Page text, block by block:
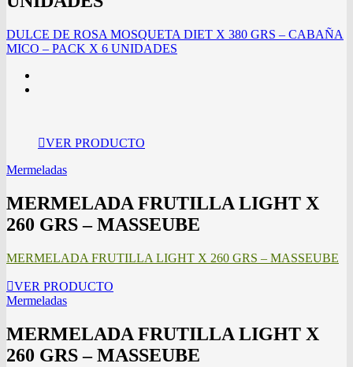
DULCE DE ROSA MOSQUETA DIET X 380 GRS – CABAÑA
MICO – PACK X 6 UNIDADES
VER PRODUCTO
Mermeladas
MERMELADA FRUTILLA LIGHT X
260 GRS – MASSEUBE
MERMELADA FRUTILLA LIGHT X 260 GRS – MASSEUBE
VER PRODUCTO
Mermeladas
MERMELADA FRUTILLA LIGHT X
260 GRS – MASSEUBE